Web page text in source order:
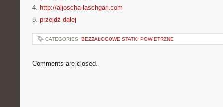
4. http://aljoscha-laschgari.com
5. przejdź dalej
CATEGORIES: BEZZAŁOGOWE STATKI POWIETRZNE
Comments are closed.